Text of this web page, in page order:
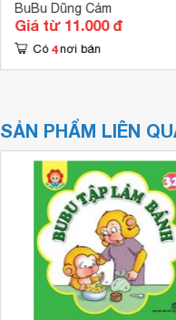
BuBu Dũng Cảm
Giá từ 11.000 đ
Có 4 nơi bán
SẢN PHẨM LIÊN